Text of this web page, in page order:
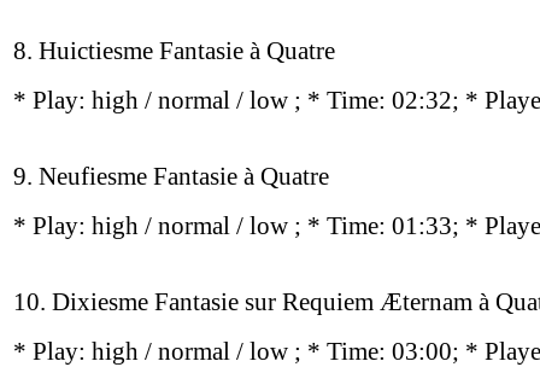
8. Huictiesme Fantasie à Quatre
* Play: high / normal / low ; * Time: 02:32; *
9. Neufiesme Fantasie à Quatre
* Play: high / normal / low ; * Time: 01:33; *
10. Dixiesme Fantasie sur Requiem Æternam à
* Play: high / normal / low ; * Time: 03:00; *